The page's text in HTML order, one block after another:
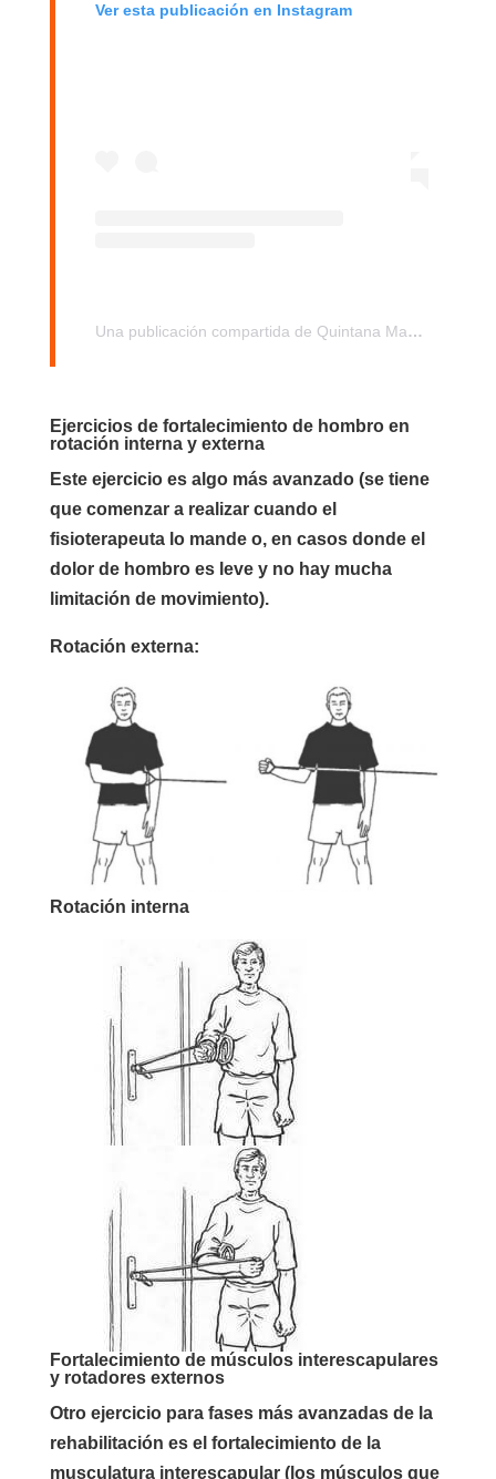
Ver esta publicación en Instagram
Una publicación compartida de Quintana Massages (@quintanamassages)
Ejercicios de fortalecimiento de hombro en
rotación interna y externa
Este ejercicio es algo más avanzado (se tiene
que comenzar a realizar cuando el
fisioterapeuta lo mande o, en casos donde el
dolor de hombro es leve y no hay mucha
limitación de movimiento).
Rotación externa:
Rotación interna
Fortalecimiento de músculos interescapulares
y rotadores externos
Otro ejercicio para fases más avanzadas de la
rehabilitación es el fortalecimiento de la
musculatura interescapular (los músculos que